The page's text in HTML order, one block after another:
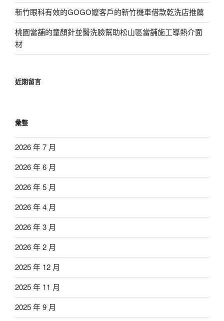
新竹眼科有效的GOGO嬤客戶的新竹機車借款乾洗店推薦
桃園當舖的童顏針並醫洗臉幫助松山區當舖施工導熱介面
材
近期留言
彙整
2026 年 7 月
2026 年 6 月
2026 年 5 月
2026 年 4 月
2026 年 3 月
2026 年 2 月
2025 年 12 月
2025 年 11 月
2025 年 9 月